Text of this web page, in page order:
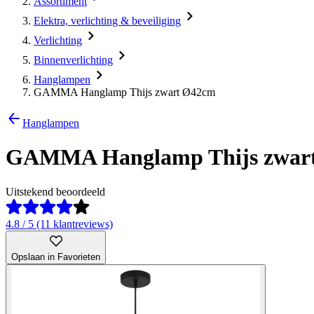
Elektra, verlichting & beveiliging
Verlichting
Binnenverlichting
Hanglampen
GAMMA Hanglamp Thijs zwart Ø42cm
Hanglampen
GAMMA Hanglamp Thijs
Uitstekend beoordeeld
4.8 / 5 (11 klantreviews)
Opslaan in Favorieten